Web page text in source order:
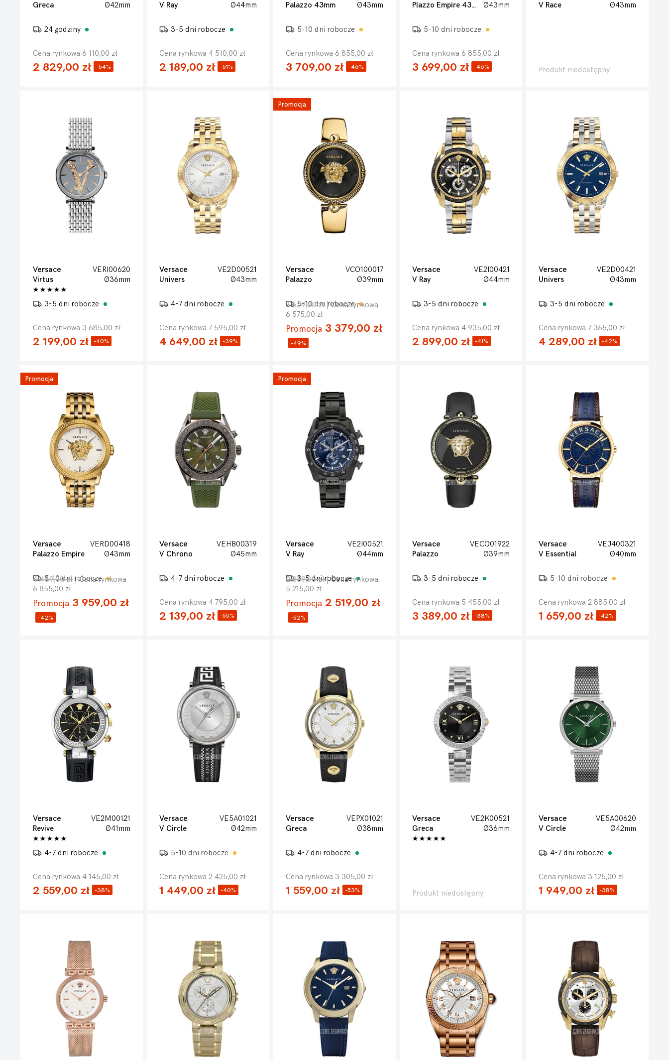
Greca
Ø42mm
24 godziny
Cena rynkowa 6 110,00 zł
2 829,00 zł -54%
V Ray
Ø44mm
3-5 dni robocze
Cena rynkowa 4 510,00 zł
2 189,00 zł -51%
Palazzo 43mm
Ø43mm
5-10 dni robocze
Cena rynkowa 6 855,00 zł
3 709,00 zł -46%
Plazzo Empire 43mm
Ø43mm
5-10 dni robocze
Cena rynkowa 6 855,00 zł
3 699,00 zł -46%
V Race
Ø43mm
Produkt niedostępny
Versace
VERI00620
Virtus
Ø36mm
3-5 dni robocze
Cena rynkowa 3 685,00 zł
2 199,00 zł -40%
Versace
VE2D00521
Univers
Ø43mm
4-7 dni robocze
Cena rynkowa 7 595,00 zł
4 649,00 zł -39%
Promocja
Versace
VCO100017
Palazzo
Ø39mm
5-10 dni robocze
3 629,00 zł| Cena rynkowa
6 575,00 zł
Promocja 3 379,00 zł
-49%
Versace
VE2I00421
V Ray
Ø44mm
3-5 dni robocze
Cena rynkowa 4 935,00 zł
2 899,00 zł -41%
Versace
VE2D00421
Univers
Ø43mm
3-5 dni robocze
Cena rynkowa 7 365,00 zł
4 289,00 zł -42%
Promocja
Versace
VERD00418
Palazzo Empire
Ø43mm
5-10 dni robocze
4 439,00 zł | Cena rynkowa
6 855,00 zł
Promocja 3 959,00 zł
-42%
Versace
VEHB00319
V Chrono
Ø45mm
4-7 dni robocze
Cena rynkowa 4 795,00 zł
2 139,00 zł -55%
Promocja
Versace
VE2I00521
V Ray
Ø44mm
3-5 dni robocze
2 859,00 zł| Cena rynkowa
5 215,00 zł
Promocja 2 519,00 zł
-52%
Versace
VECO01922
Palazzo
Ø39mm
3-5 dni robocze
Cena rynkowa 5 455,00 zł
3 389,00 zł -38%
Versace
VEJ400321
V Essential
Ø40mm
5-10 dni robocze
Cena rynkowa 2 885,00 zł
1 659,00 zł -42%
Versace
VE2M00121
Revive
Ø41mm
4-7 dni robocze
Cena rynkowa 4 145,00 zł
2 559,00 zł -38%
Versace
VE5A01021
V Circle
Ø42mm
5-10 dni robocze
Cena rynkowa 2 425,00 zł
1 449,00 zł -40%
Versace
VEPX01021
Greca
Ø38mm
4-7 dni robocze
Cena rynkowa 3 305,00 zł
1 559,00 zł -53%
Versace
VE2K00521
Greca
Ø36mm
Produkt niedostępny
Versace
VE5A00620
V Circle
Ø42mm
4-7 dni robocze
Cena rynkowa 3 125,00 zł
1 949,00 zł -38%